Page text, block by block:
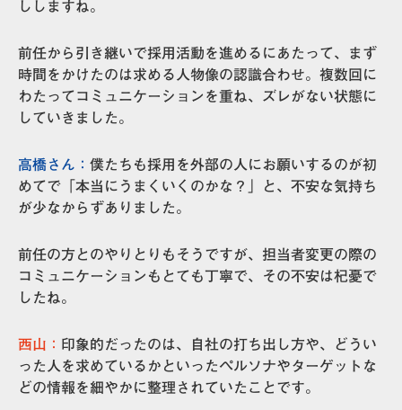
ししますね。
前任から引き継いで採用活動を進めるにあたって、まず
時間をかけたのは求める人物像の認識合わせ。複数回に
わたってコミュニケーションを重ね、ズレがない状態に
していきました。
高橋さん： 僕たちも採用を外部の人にお願いするのが初
めてで「本当にうまくいくのかな？」と、不安な気持ち
が少なからずありました。
前任の方とのやりとりもそうですが、 担当者変更の際の
コミュニケーションもとても丁寧で、その不安は杞憂で
したね。
西山：
印象的だったのは、自社の打ち出し方や、どうい
った人を求めているかといったペルソナやターゲットな
どの情報を細やかに整理されていたことです。